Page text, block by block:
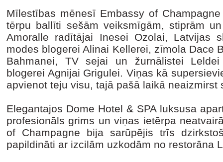
Mīlestības mēnesī Embassy of
tērpu ballīti sešām veiksmīgām, stiprām
Amoralle radītājai Inesei Ozolai, Latvijas
modes blogerei Alinai Kellerei, zīmola Dace
Bahmanei, TV sejai un žurnālistei
blogerei Agnijai Grigulei. Viņas kā
apvienot teju visu, tajā pašā laikā neaizmirst
Elegantajos Dome Hotel & SPA luksusa
profesionāls grims un viņas ietērpa
of Champagne bija sarūpējis trīs
papildināti ar izcilām uzkodām no restorāna